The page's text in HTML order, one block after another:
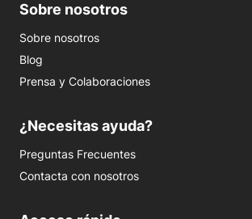
Sobre nosotros
Sobre nosotros
Blog
Prensa y Colaboraciones
¿Necesitas ayuda?
Preguntas Frecuentes
Contacta con nosotros